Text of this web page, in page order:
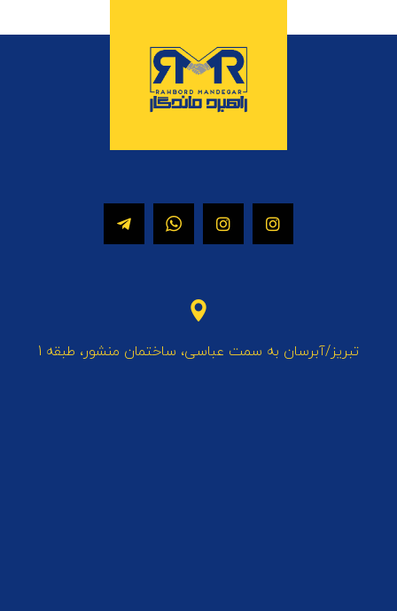
تبریز/آبرسان به سمت عباسی، ساختمان منشور، طبقه 1